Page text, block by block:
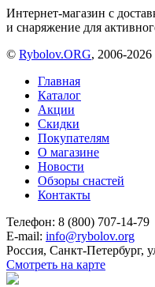
Интернет-магазин с
и снаряжение для
© Rybolov.ORG, 2006-2026
Главная
Каталог
Акции
Скидки
Покупателям
О магазине
Новости
Обзоры снастей
Контакты
Телефон: 8 (800) 707-14-79
E-mail: info@rybolov.org
Россия, Санкт-Петербург,
Смотреть на карте